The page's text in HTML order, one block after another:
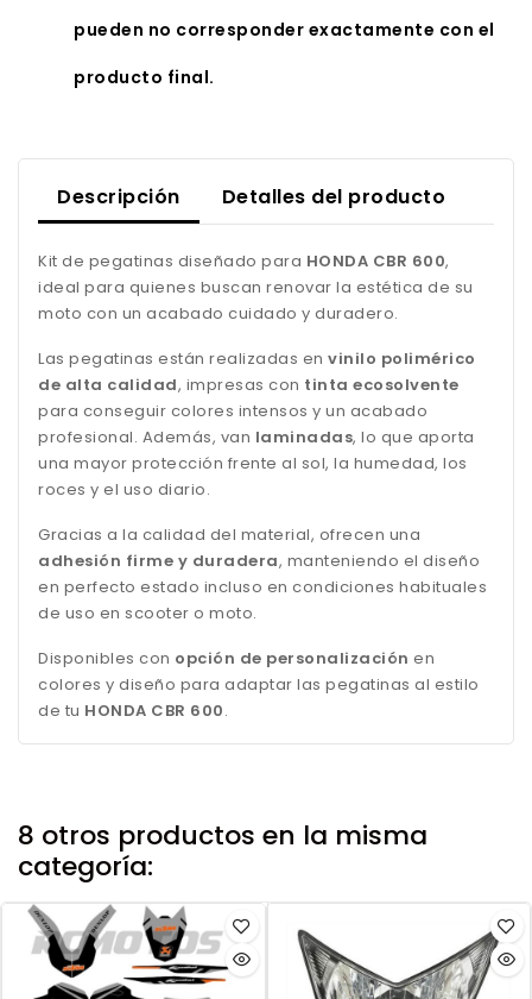
pueden no corresponder exactamente con el
producto final.
Descripción Detalles del producto
Kit de pegatinas diseñado para HONDA CBR 600,
ideal para quienes buscan renovar la estética de su
moto con un acabado cuidado y duradero.
Las pegatinas están realizadas en vinilo polimérico
de alta calidad, impresas con tinta ecosolvente
para conseguir colores intensos y un acabado
profesional. Además, van laminadas, lo que aporta
una mayor protección frente al sol, la humedad, los
roces y el uso diario.
Gracias a la calidad del material, ofrecen una
adhesión firme y duradera, manteniendo el diseño
en perfecto estado incluso en condiciones habituales
de uso en scooter o moto.
Disponibles con opción de personalización en
colores y diseño para adaptar las pegatinas al estilo
de tu HONDA CBR 600.
8 otros productos en la misma
categoría: